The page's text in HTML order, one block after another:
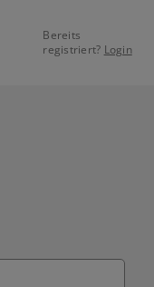
Bereits
registriert? Login